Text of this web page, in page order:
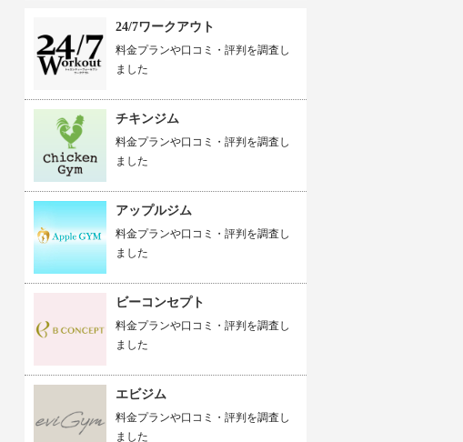
24/7ワークアウト
料金プランや口コミ・評判を調査し
ました
チキンジム
料金プランや口コミ・評判を調査し
ました
アップルジム
料金プランや口コミ・評判を調査し
ました
ビーコンセプト
料金プランや口コミ・評判を調査し
ました
エビジム
料金プランや口コミ・評判を調査し
ました